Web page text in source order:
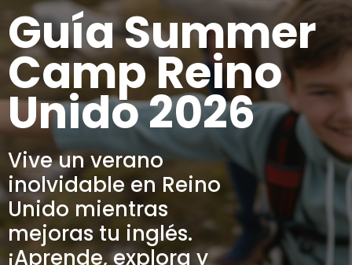
Guía Summer
Camp Reino
Unido 2026
Vive un verano
inolvidable en Reino
Unido mientras
mejoras tu inglés.
¡Aprende, explora y